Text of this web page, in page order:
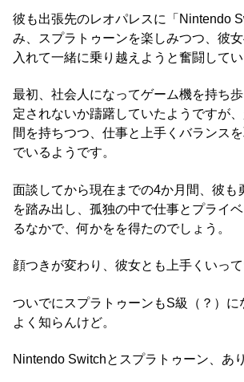
彼も出張先のレオパレスに「Nintendo
み、スプラトゥーンを楽しみつつ、彼
入れて一緒に乗り越えようと奮闘してい
最初、社会人になってゲーム機を持ち
定されないか躊躇していたようですが
間を持ちつつ、仕事と上手くバランス
でいるようです。
面談してから現在までの4か月間、彼も
を踏み出し、孤独の中で仕事とプライ
るなかで、何かをを得たのでしょう。
顔つきが変わり、彼女とも上手くいって
ついでにスプラトゥーンもS級（？）に
よく知らんけど。
Nintendo Switchとスプラトゥーン、あ